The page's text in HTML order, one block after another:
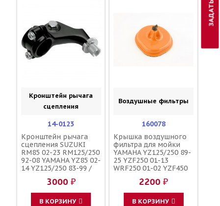
Кронштейн рычага
сцепления
14-0123
Кронштейн рычага
сцепления SUZUKI
RM85 02-23 RM125/250
92-08 YAMAHA YZ85 02-
14 YZ125/250 83-99 /
28C40 57500-28C42
57500-28C12 23X-
82911-00-00 38V-
3000 ₽
В КОРЗИНУ
Воздушные фильтры
160078
Крышка воздушного
фильтра для мойки
YAMAHA YZ125/250 89-
25 YZF250 01-13
WRF250 01-02 YZF450
2200 ₽
В КОРЗИНУ